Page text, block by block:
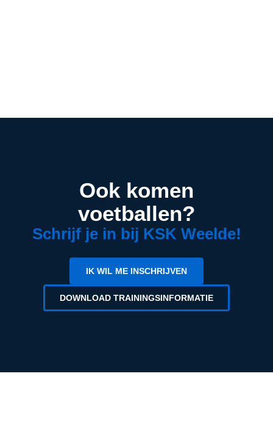
Ook komen
voetballen?
Schrijf je in bij KSK Weelde!
IK WIL ME INSCHRIJVEN
DOWNLOAD TRAININGSINFORMATIE